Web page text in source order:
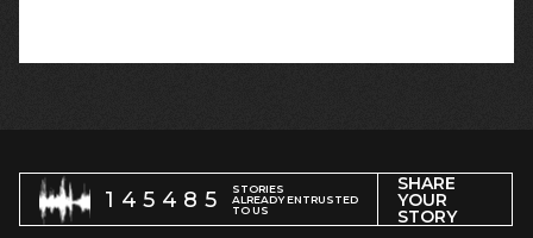
145485
STORIES
ALREADY ENTRUSTED
TO US
SHARE
YOUR
STORY